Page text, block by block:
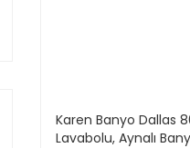
Karen Banyo Dallas
Lavabolu, Aynalı